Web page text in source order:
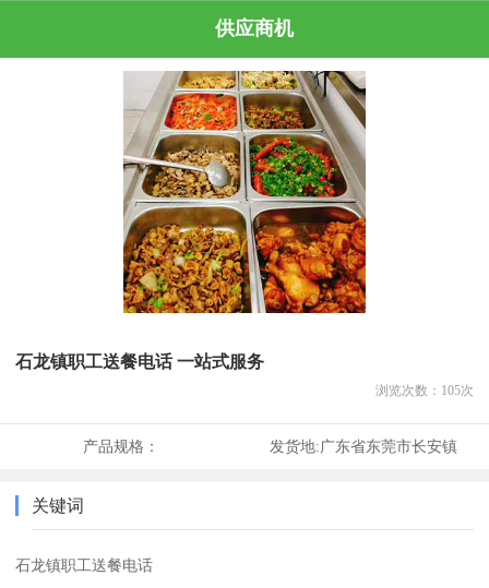
供应商机
石龙镇职工送餐电话 一站式服务
浏览次数： 105次
产品规格： 发货地:广东省东莞市长安镇
关键词
石龙镇职工送餐电话